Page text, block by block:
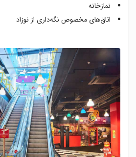
نمازخانه
اتاق‌های مخصوص نگه‌داری از نوزاد